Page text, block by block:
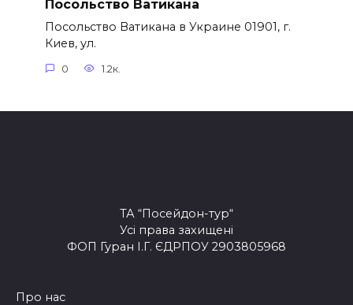
Посольство Ватикана
Посольство Ватикана в Украине 01901, г.
Киев, ул.
0 1.2к.
ТА “Посейдон-тур“
Усі права захищені
ФОП Гуран І.Г. ЄДРПОУ 2903805968
Про нас